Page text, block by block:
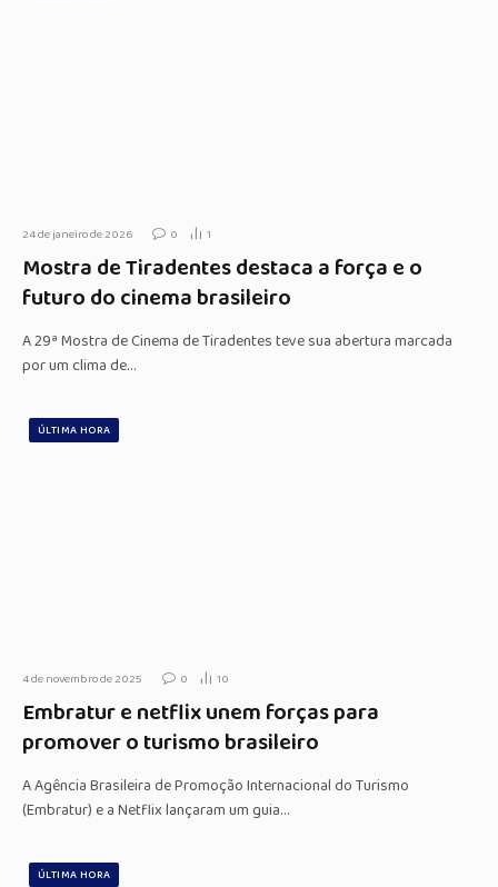
24 de janeiro de 2026 0 1
Mostra de Tiradentes destaca a força e o
futuro do cinema brasileiro
A 29ª Mostra de Cinema de Tiradentes teve sua abertura marcada
por um clima de…
ÚLTIMA HORA
4 de novembro de 2025 0 10
Embratur e netflix unem forças para
promover o turismo brasileiro
A Agência Brasileira de Promoção Internacional do Turismo
(Embratur) e a Netflix lançaram um guia…
ÚLTIMA HORA